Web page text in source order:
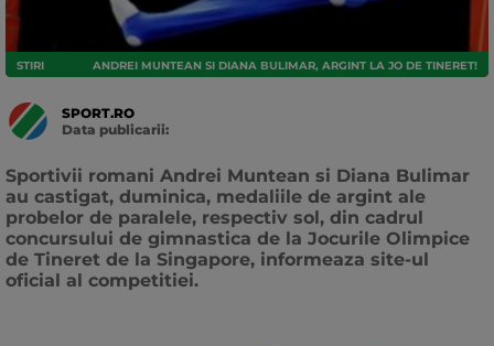
STIRI ANDREI MUNTEAN SI DIANA BULIMAR, ARGINT LA JO DE TINERET!
SPORT.RO
Data publicarii:
Sportivii romani Andrei Muntean si Diana Bulimar
au castigat, duminica, medaliile de argint ale
probelor de paralele, respectiv sol, din cadrul
concursului de gimnastica de la Jocurile Olimpice
de Tineret de la Singapore, informeaza site-ul
oficial al competitiei.